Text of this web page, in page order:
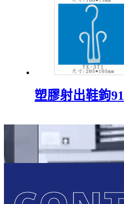
塑膠射出鞋鉤91